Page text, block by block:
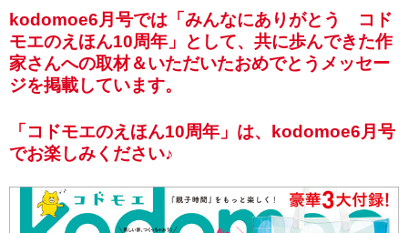
kodomoe6月号では「みんなにありがとう コド
モエのえほん10周年」として、共に歩んできた作
家さんへの取材＆いただいたおめでとうメッセー
ジを掲載しています。
「コドモエのえほん10周年」は、kodomoe6月号
でお楽しみください♪